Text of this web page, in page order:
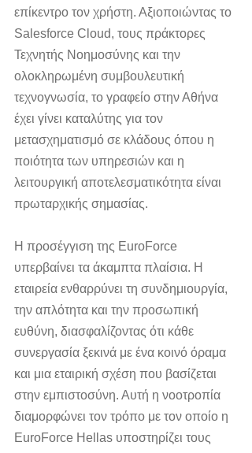
επίκεντρο τον χρήστη. Αξιοποιώντας το
Salesforce Cloud, τους πράκτορες
Τεχνητής Νοημοσύνης και την
ολοκληρωμένη συμβουλευτική
τεχνογνωσία, το γραφείο στην Αθήνα
έχει γίνει καταλύτης για τον
μετασχηματισμό σε κλάδους όπου η
ποιότητα των υπηρεσιών και η
λειτουργική αποτελεσματικότητα είναι
πρωταρχικής σημασίας.
Η προσέγγιση της EuroForce
υπερβαίνει τα άκαμπτα πλαίσια. Η
εταιρεία ενθαρρύνει τη συνδημιουργία,
την απλότητα και την προσωπική
ευθύνη, διασφαλίζοντας ότι κάθε
συνεργασία ξεκινά με ένα κοινό όραμα
και μια εταιρική σχέση που βασίζεται
στην εμπιστοσύνη. Αυτή η νοοτροπία
διαμορφώνει τον τρόπο με τον οποίο η
EuroForce Hellas υποστηρίζει τους